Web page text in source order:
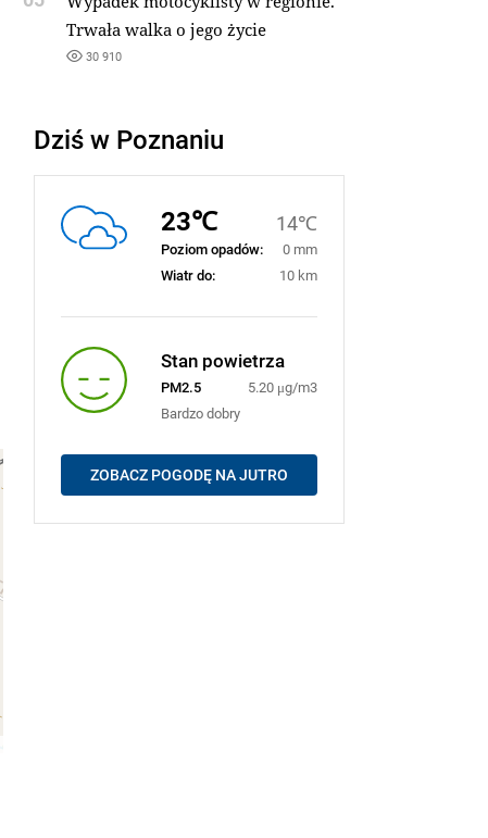
Trwała walka o jego życie
30 910
Dziś w Poznaniu
23℃ 14℃
Poziom opadów:
0 mm
Wiatr do:
10 km
Stan powietrza
PM2.5
5.20 μg/m3
Bardzo dobry
ZOBACZ POGODĘ NA JUTRO